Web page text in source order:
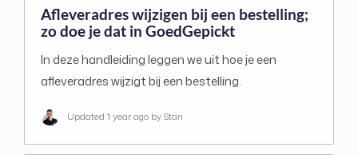
Afleveradres wijzigen bij een bestelling;
zo doe je dat in GoedGepickt
In deze handleiding leggen we uit hoe je een
afleveradres wijzigt bij een bestelling.
Updated 1 year ago by Stan